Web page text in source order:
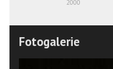
2000
Fotogalerie